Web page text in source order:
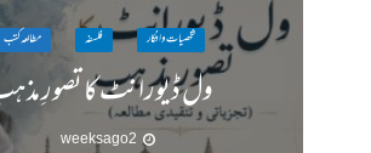
شخصیات وافکار فلسفہ مطالعہ کتب
ول ڈیورانٹ کا تصورِ
2 weeks ago